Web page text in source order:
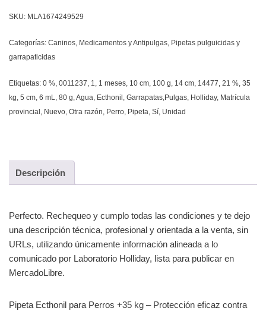
SKU: MLA1674249529
Categorías: Caninos, Medicamentos y Antipulgas, Pipetas pulguicidas y
garrapaticidas
Etiquetas: 0 %, 0011237, 1, 1 meses, 10 cm, 100 g, 14 cm, 14477, 21 %, 35
kg, 5 cm, 6 mL, 80 g,Agua, Ecthonil , Garrapatas,Pulgas, Holliday, Matrícula
provincial , Nuevo, Otra razón, Perro, Pipeta, Sí, Unidad
Descripción
Perfecto. Rechequeo y cumplo todas las condiciones y te dejo
una descripción técnica, profesional y orientada a la venta, sin
URLs, utilizando únicamente información alineada a lo
comunicado por Laboratorio Holliday, lista para publicar en
MercadoLibre.
Pipeta Ecthonil para Perros +35 kg – Protección eficaz contra